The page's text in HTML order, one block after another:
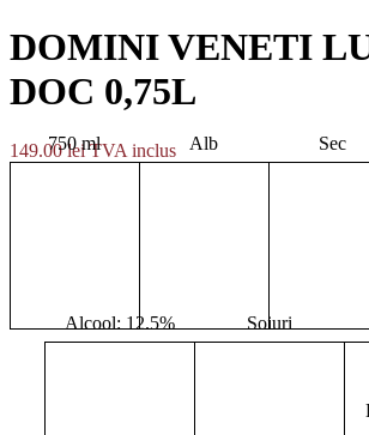
DOMINI VENETI
DOC 0,75L
149.00leiTVA inclus
750 ml Alb Sec
Alcool: 12.5% Soiuri